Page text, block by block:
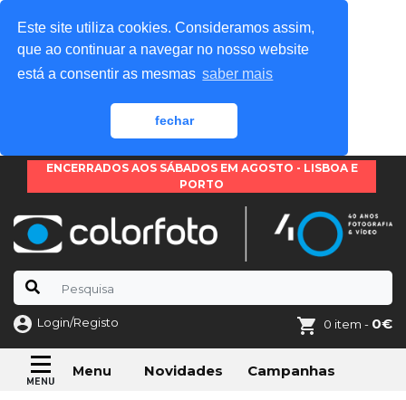
Este site utiliza cookies. Consideramos assim,
que ao continuar a navegar no nosso website
está a consentir as mesmas saber mais
fechar
ENCERRADOS AOS SÁBADOS EM AGOSTO - LISBOA E
PORTO
Login/Registo 0 item - 0€
Menu Novidades Campanhas